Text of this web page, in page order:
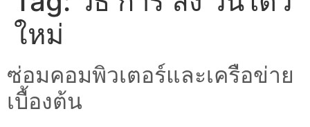
ใหม่
ซ่อมคอมพิวเตอร์และเครือข่าย
เบื้องต้น